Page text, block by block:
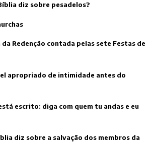
diz sobre pesadelos?
da Redenção contada pelas sete Festas de
apropriado de intimidade antes do
escrito: diga com quem tu andas e eu
diz sobre a salvação dos membros da